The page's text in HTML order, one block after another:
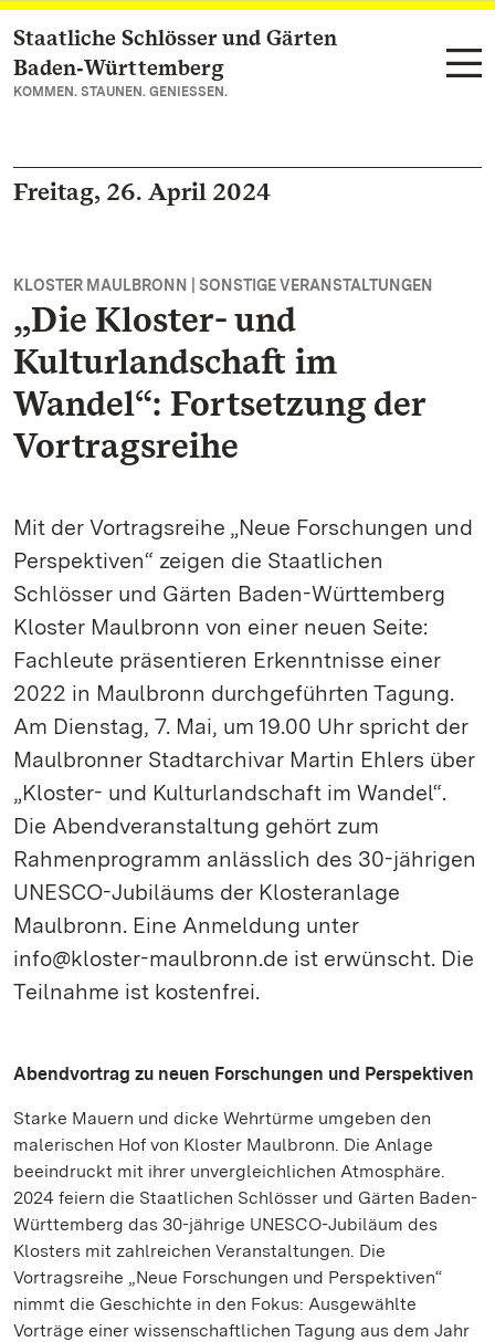
Zum Hauptinhalt springen
Staatliche Schlösser und Gärten
Baden‑Württemberg
KOMMEN. STAUNEN. GENIESSEN.
Freitag, 26. April 2024
KLOSTER MAULBRONN | SONSTIGE VERANSTALTUNGEN
„Die Kloster- und
Kulturlandschaft im
Wandel“: Fortsetzung der
Vortragsreihe
Mit der Vortragsreihe „Neue Forschungen und
Perspektiven“ zeigen die Staatlichen
Schlösser und Gärten Baden-Württemberg
Kloster Maulbronn von einer neuen Seite:
Fachleute präsentieren Erkenntnisse einer
2022 in Maulbronn durchgeführten Tagung.
Am Dienstag, 7. Mai, um 19.00 Uhr spricht der
Maulbronner Stadtarchivar Martin Ehlers über
„Kloster- und Kulturlandschaft im Wandel“.
Die Abendveranstaltung gehört zum
Rahmenprogramm anlässlich des 30-jährigen
UNESCO-Jubiläums der Klosteranlage
Maulbronn. Eine Anmeldung unter
info@kloster-maulbronn.de ist erwünscht. Die
Teilnahme ist kostenfrei.
Abendvortrag zu neuen Forschungen und Perspektiven
Starke Mauern und dicke Wehrtürme umgeben den
malerischen Hof von Kloster Maulbronn. Die Anlage
beeindruckt mit ihrer unvergleichlichen Atmosphäre.
2024 feiern die Staatlichen Schlösser und Gärten Baden-
Württemberg das 30-jährige UNESCO-Jubiläum des
Klosters mit zahlreichen Veranstaltungen. Die
Vortragsreihe „Neue Forschungen und Perspektiven“
nimmt die Geschichte in den Fokus: Ausgewählte
Vorträge einer wissenschaftlichen Tagung aus dem Jahr